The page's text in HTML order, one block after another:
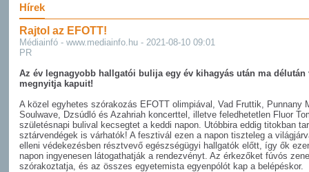
Hírek
Rajtol az EFOTT!
Médiainfó - www.mediainfo.hu - 2021-08-10 09:01
PR
Az év legnagyobb hallgatói bulija egy év kihagyás után ma délután
megnyitja kapuit!
A közel egyhetes szórakozás EFOTT olimpiával, Vad Fruttik, Punnany
Soulwave, Dzsúdló és Azahriah koncerttel, illetve feledhetetlen Fluor
születésnapi bulival kecsegtet a keddi napon. Utóbbira eddig titokban
sztárvendégek is várhatók! A fesztivál ezen a napon tiszteleg a
elleni védekezésben résztvevő egészségügyi hallgatók előtt, így ők
napon ingyenesen látogathatják a rendezvényt. Az érkezőket fúvós
szórakoztatja, és az összes egyetemista egyenpólót kap a belépéskor.